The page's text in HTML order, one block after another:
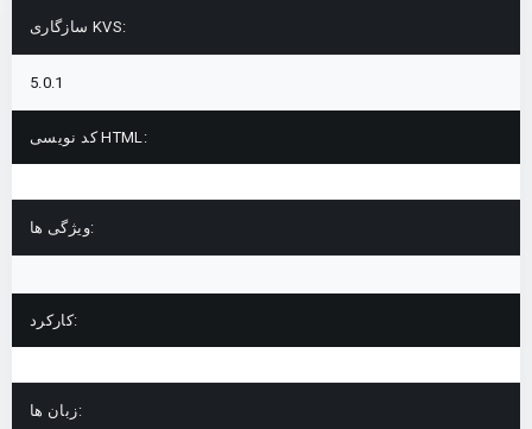
سازگاری KVS:
5.0.1
کد نویسی HTML:
ویژگی ها:
کارکرد:
زبان ها: